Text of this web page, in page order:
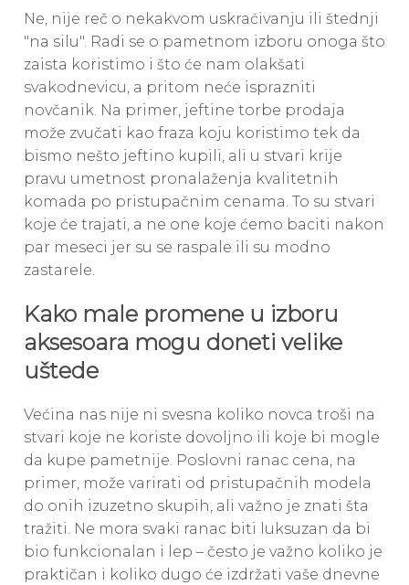
Ne, nije reč o nekakvom uskraćivanju ili štednji
"na silu". Radi se o pametnom izboru onoga što
zaista koristimo i što će nam olakšati
svakodnevicu, a pritom neće isprazniti
novčanik. Na primer, jeftine torbe prodaja
može zvučati kao fraza koju koristimo tek da
bismo nešto jeftino kupili, ali u stvari krije
pravu umetnost pronalaženja kvalitetnih
komada po pristupačnim cenama. To su stvari
koje će trajati, a ne one koje ćemo baciti nakon
par meseci jer su se raspale ili su modno
zastarele.
Kako male promene u izboru
aksesoara mogu doneti velike
uštede
Većina nas nije ni svesna koliko novca troši na
stvari koje ne koriste dovoljno ili koje bi mogle
da kupe pametnije. Poslovni ranac cena, na
primer, može varirati od pristupačnih modela
do onih izuzetno skupih, ali važno je znati šta
tražiti. Ne mora svaki ranac biti luksuzan da bi
bio funkcionalan i lep – često je važno koliko je
praktičan i koliko dugo će izdržati vaše dnevne